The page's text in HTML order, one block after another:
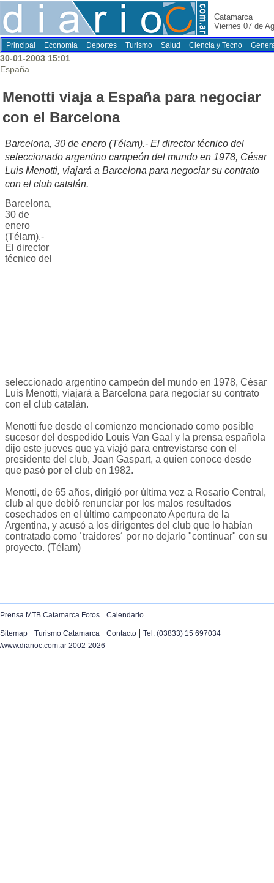
Catamarca
Viernes 07 de
Principal Economia Deportes Turismo Salud Ciencia y Tecno
30-01-2003 15:01
España
Menotti viaja a España para negociar
con el Barcelona
Barcelona, 30 de enero (Télam).- El director técnico del
seleccionado argentino campeón del mundo en 1978, César
Luis Menotti, viajará a Barcelona para negociar su contrato
con el club catalán.
Barcelona,
30 de
enero
(Télam).-
El director
técnico del
seleccionado argentino campeón del mundo en 1978, César
Luis Menotti, viajará a Barcelona para negociar su contrato
con el club catalán.
Menotti fue desde el comienzo mencionado como posible
sucesor del despedido Louis Van Gaal y la prensa española
dijo este jueves que ya viajó para entrevistarse con el
presidente del club, Joan Gaspart, a quien conoce desde
que pasó por el club en 1982.
Menotti, de 65 años, dirigió por última vez a Rosario Central,
club al que debió renunciar por los malos resultados
cosechados en el último campeonato Apertura de la
Argentina, y acusó a los dirigentes del club que lo habían
contratado como ´traidores´ por no dejarlo "continuar" con su
proyecto. (Télam)
Prensa MTB Catamarca Fotos | Calendario
Sitemap | Turismo Catamarca | Contacto | Tel. (03833) 15 697034 |
/www.diarioc.com.ar 2002-2026